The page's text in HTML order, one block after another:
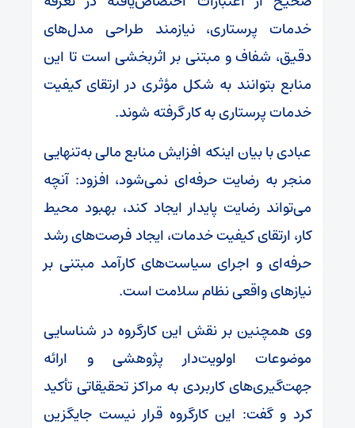
خدمات پرستاری، نیازمند طراحی مدل‌های
دقیق، شفاف و مبتنی بر اثربخشی است تا این
منابع بتوانند به شکل مؤثری در ارتقای کیفیت
خدمات پرستاری به کار گرفته شوند.
عبادی با بیان اینکه افزایش منابع مالی به‌تنهایی
منجر به رضایت حرفه‌ای نمی‌شود، افزود: آنچه
می‌تواند رضایت پایدار ایجاد کند، بهبود محیط
کار، ارتقای کیفیت خدمات، ایجاد فرصت‌های رشد
حرفه‌ای و اجرای سیاست‌های کارآمد مبتنی بر
نیازهای واقعی نظام سلامت است.
وی همچنین بر نقش این کارگروه در شناسایی
موضوعات اولویت‌دار پژوهشی و ارائه
جهت‌گیری‌های کاربردی به مراکز تحقیقاتی تأکید
کرد و گفت: این کارگروه قرار نیست جایگزین